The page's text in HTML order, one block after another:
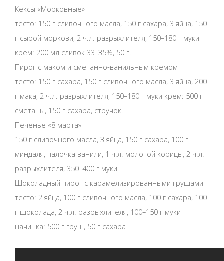
Кексы «Морковные»
тесто: 150 г сливочного масла, 150 г сахара, 3 яйца, 150
г сырой моркови, 2 ч.л. разрыхлителя, 150–180 г муки
крем: 200 мл сливок 33–35%, 50 г.
Пирог с маком и сметанно-ванильным кремом
тесто: 150 г сахара, 150 г сливочного масла, 3 яйца, 200
г мака, 2 ч.л. разрыхлителя, 150–180 г муки крем: 500 г
сметаны, 150 г сахара, стручок.
Печенье «8 марта»
150 г сливочного масла, 3 яйца, 150 г сахара, 100 г
миндаля, палочка ванили, 1 ч.л. молотой корицы, 2 ч.л.
разрыхлителя, 350–400 г муки
Шоколадный пирог с карамелизированными грушами
тесто: 2 яйца, 100 г сливочного масла, 100 г сахара, 100
г шоколада, 2 ч.л. разрыхлителя, 100–150 г муки
начинка: 500 г груш, 50 г сахара